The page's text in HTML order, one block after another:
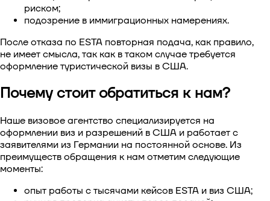
риском;
подозрение в иммиграционных намерениях.
После отказа по ESTA повторная подача, как правило,
не имеет смысла, так как в таком случае требуется
оформление туристической визы в США.
Почему стоит обратиться к нам?
Наше визовое агентство специализируется на
оформлении виз и разрешений в США и работает с
заявителями из Германии на постоянной основе. Из
преимуществ обращения к нам отметим следующие
моменты:
опыт работы с тысячами кейсов ESTA и виз США;